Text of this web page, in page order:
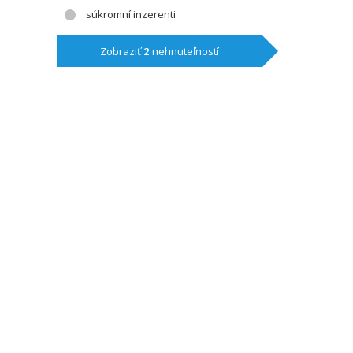
súkromní inzerenti
Zobraziť2 nehnuteľností